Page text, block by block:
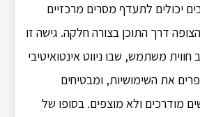
יכולים לתעדף מסרים מרכזיים
דרך התוכן בצורה חלקה. גישה זו
משתמש, שבו ניווט אינטואיטיבי
את השימושיות, ומבטיחים
מודרכים ולא מוצפים. בסופו של